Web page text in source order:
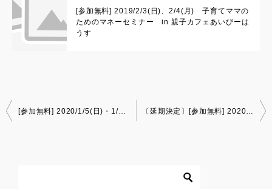
[参加無料] 2019/2/3(日)、2/4(月) 子育てママの
ためのマネーセミナー in 親子カフェあいびーは
うす
投
稿
[参加無料] 2020/1/5(日)・1/6(月) 女性のためのマネーセミナー in 親子カフェあいびーはうす 〔延期決定〕[参加無料] 2020/3/7(土)～3/9(月) 定年退職者向けマネーセミナー in 徳島新聞